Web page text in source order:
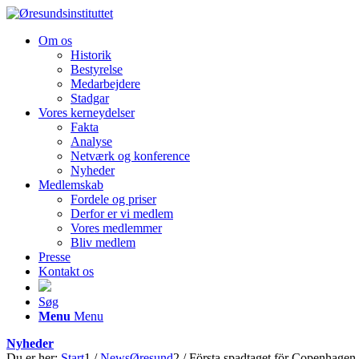
Om os
Historik
Bestyrelse
Medarbejdere
Stadgar
Vores kerneydelser
Fakta
Analyse
Netværk og konference
Nyheder
Medlemskab
Fordele og priser
Derfor er vi medlem
Vores medlemmer
Bliv medlem
Presse
Kontakt os
Søg
Menu Menu
Nyheder